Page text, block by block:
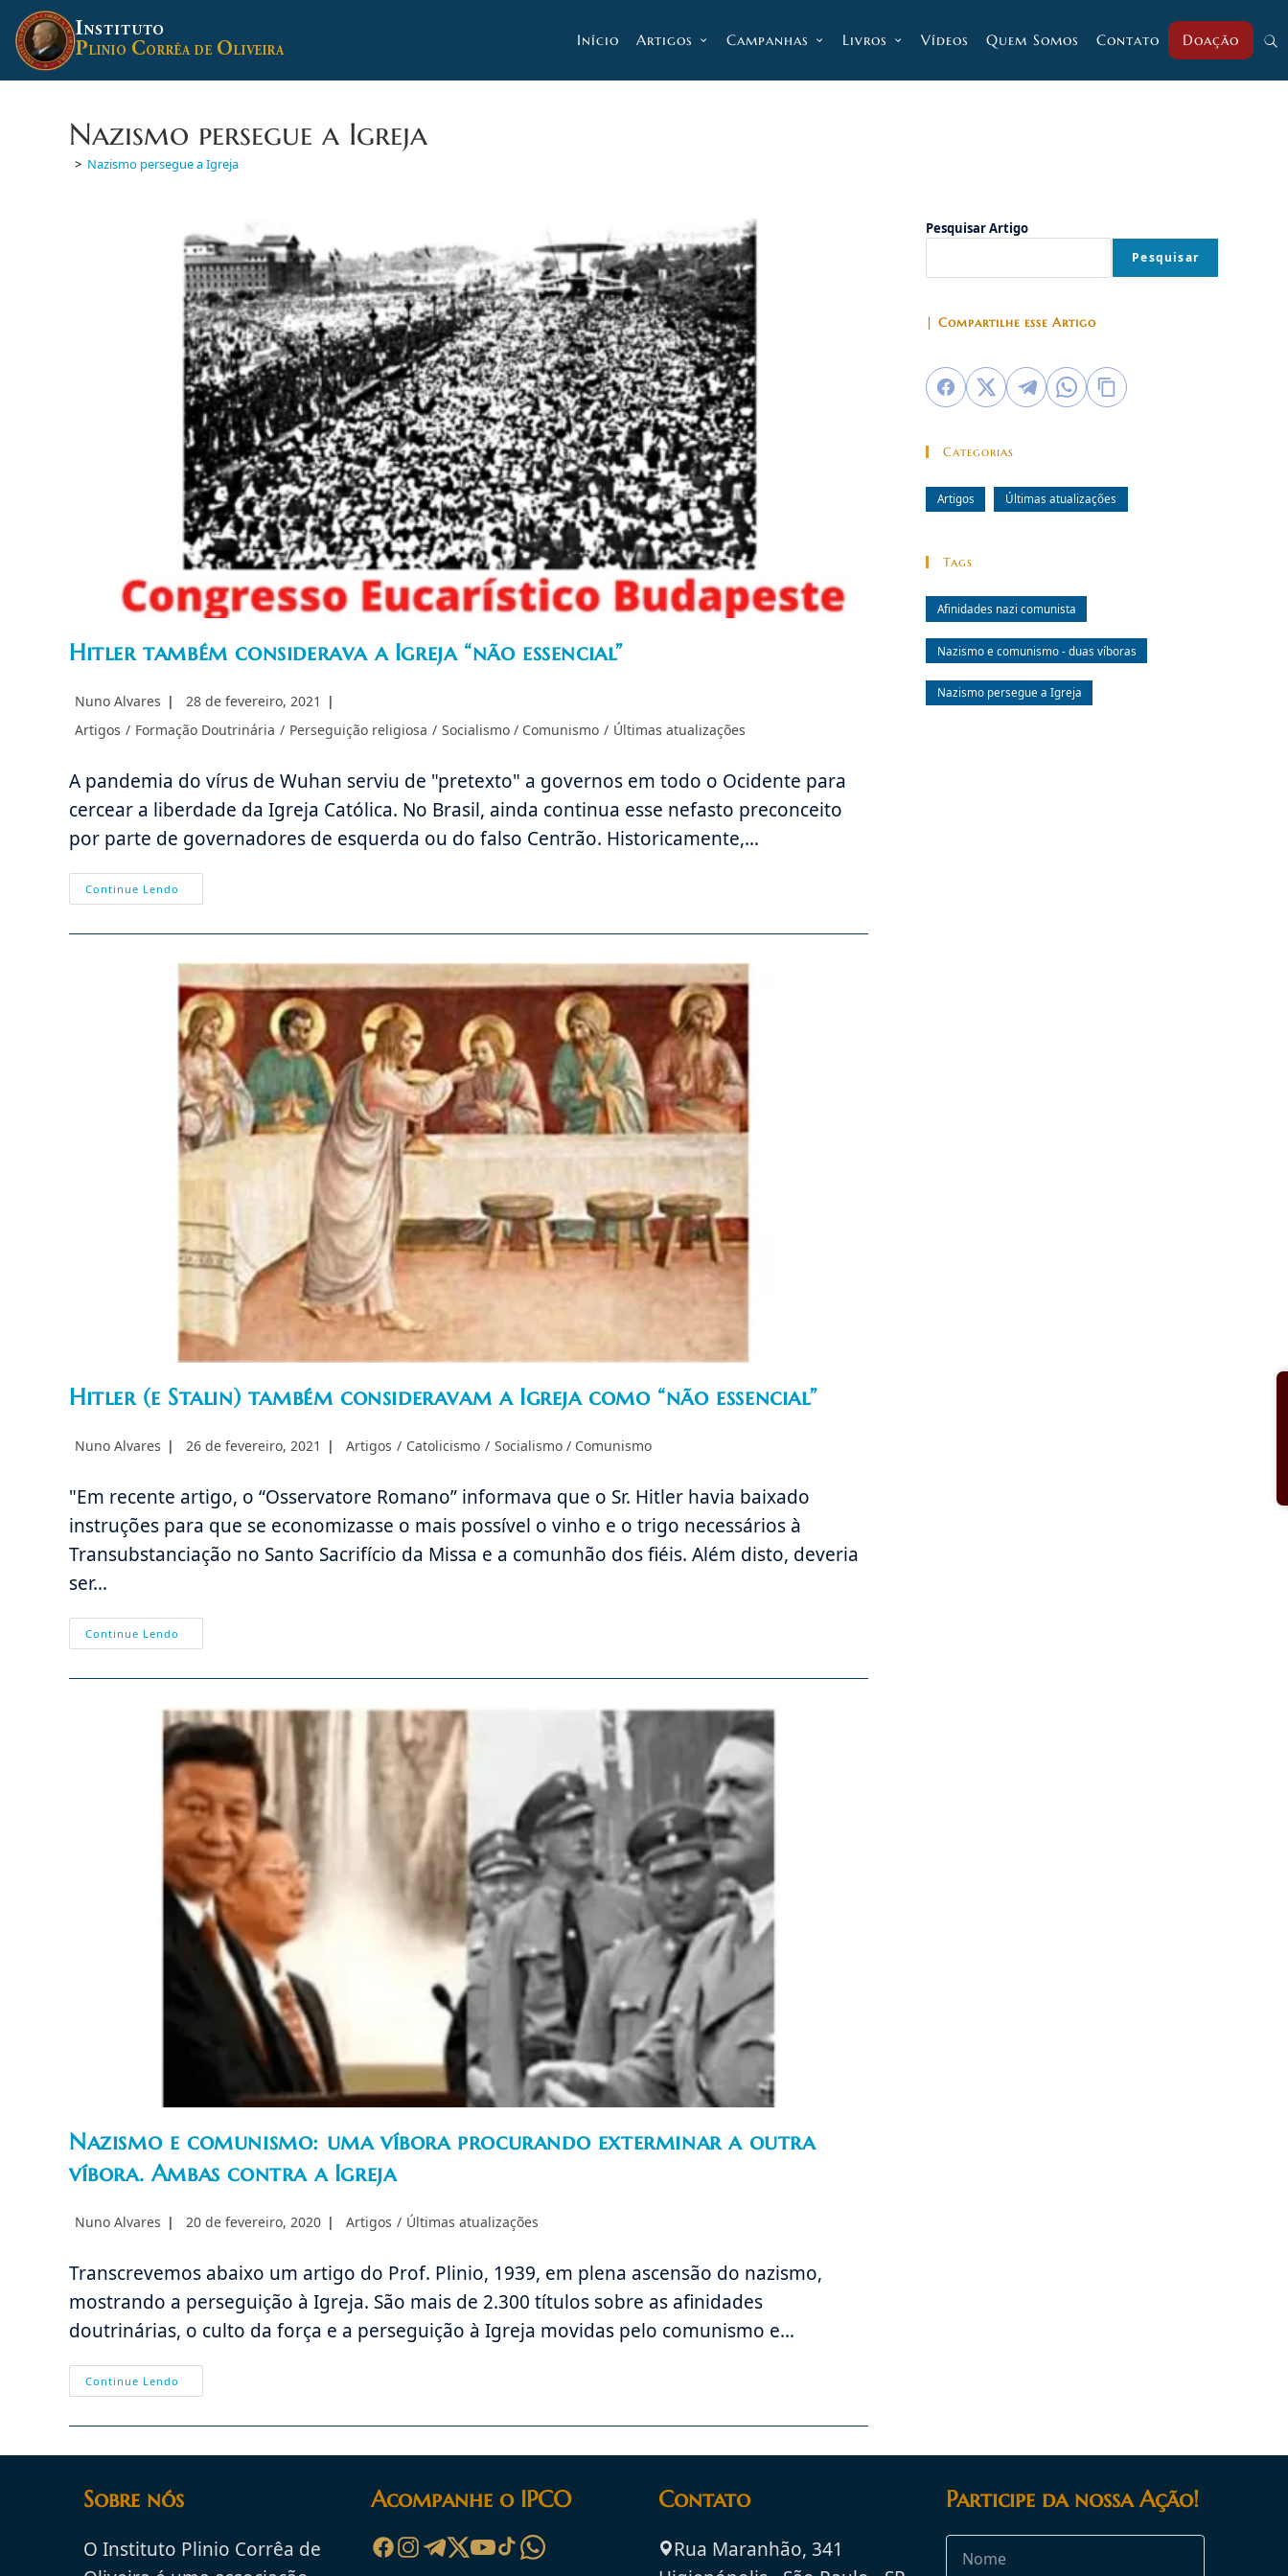
para
conteúdo
INSTITUTO
PLINIO CORRÊA DE OLIVEIRA
Início Artigos Campanhas Livros Vídeos Quem Somos Contato Doação
Nazismo persegue a Igreja
> Nazismo persegue a Igreja
Hitler também considerava a Igreja “não essencial”
Autor
post:
Nuno Alvares
Post
28 de fevereiro, 2021
Categoria
Artigos / Formação Doutrinária / Perseguição religiosa / Socialismo / Comunismo / Últimas atualizações
A pandemia do vírus de Wuhan serviu de "pretexto" a governos em todo o Ocidente para
cercear a liberdade da Igreja Católica. No Brasil, ainda continua esse nefasto preconceito
por parte de governadores de esquerda ou do falso Centrão. Historicamente,…
Continue Lendo
Também
A
Essencial”
Hitler (e Stalin) também consideravam a Igreja como “não essencial”
Autor
Nuno Alvares
Post
26 de fevereiro, 2021
Categoria
Artigos / Catolicismo / Socialismo / Comunismo
"Em recente artigo, o “Osservatore Romano” informava que o Sr. Hitler havia baixado
instruções para que se economizasse o mais possível o vinho e o trigo necessários à
Transubstanciação no Santo Sacrifício da Missa e a comunhão dos fiéis. Além disto, deveria
ser…
Continue Lendo
(e
Também
Igreja
Como
“não
Essencial”
Nazismo e comunismo: uma víbora procurando exterminar a outra
víbora. Ambas contra a Igreja
Autor
Nuno Alvares
Post
20 de fevereiro, 2020
Categoria
Artigos / Últimas atualizações
Transcrevemos abaixo um artigo do Prof. Plinio, 1939, em plena ascensão do nazismo,
mostrando a perseguição à Igreja. São mais de 2.300 títulos sobre as afinidades
doutrinárias, o culto da força e a perseguição à Igreja movidas pelo comunismo e…
Continue Lendo
E
Uma
Exterminar
Víbora.
A
Igreja
Pesquisar Artigo
Pesquisar
| Compartilhe esse Artigo
Categorias
Artigos Últimas atualizações
Tags
Afinidades nazi comunista
Nazismo e comunismo - duas víboras
Nazismo persegue a Igreja
Sobre nós
O Instituto Plinio Corrêa de
Acompanhe o IPCO Contato
Rua Maranhão, 341
Participe da nossa Ação!